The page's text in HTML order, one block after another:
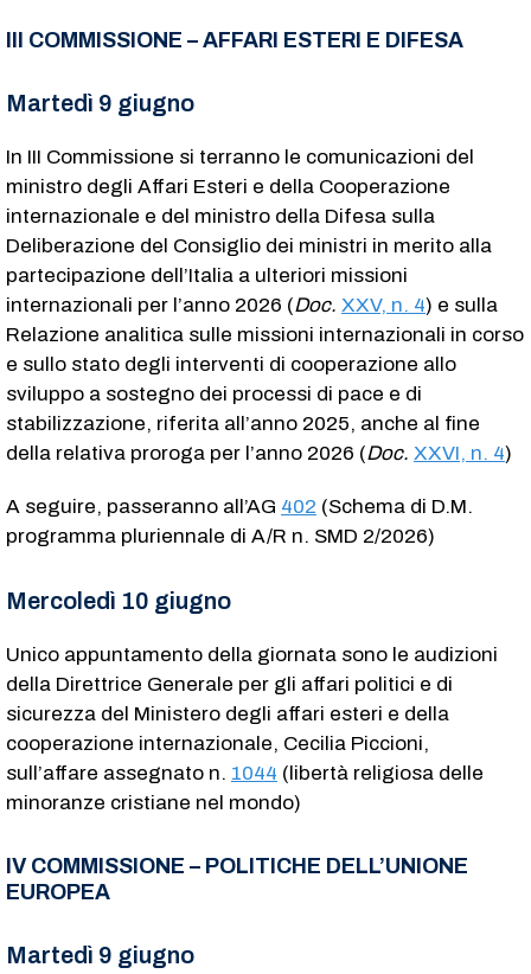
III COMMISSIONE – AFFARI ESTERI E DIFESA
Martedì 9 giugno
In III Commissione si terranno le comunicazioni del
ministro degli Affari Esteri e della Cooperazione
internazionale e del ministro della Difesa sulla
Deliberazione del Consiglio dei ministri in merito alla
partecipazione dell’Italia a ulteriori missioni
internazionali per l’anno 2026 (Doc. XXV, n. 4) e sulla
Relazione analitica sulle missioni internazionali in corso
e sullo stato degli interventi di cooperazione allo
sviluppo a sostegno dei processi di pace e di
stabilizzazione, riferita all’anno 2025, anche al fine
della relativa proroga per l’anno 2026 (Doc. XXVI, n. 4)
A seguire, passeranno all’AG 402 (Schema di D.M.
programma pluriennale di A/R n. SMD 2/2026)
Mercoledì 10 giugno
Unico appuntamento della giornata sono le audizioni
della Direttrice Generale per gli affari politici e di
sicurezza del Ministero degli affari esteri e della
cooperazione internazionale, Cecilia Piccioni,
sull’affare assegnato n. 1044 (libertà religiosa delle
minoranze cristiane nel mondo)
IV COMMISSIONE – POLITICHE DELL’UNIONE
EUROPEA
Martedì 9 giugno